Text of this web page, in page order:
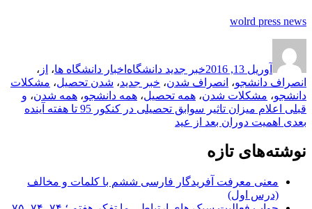
wolrd press news
درآوریل 13, 2016 خبر جدید دانشگاه اخبار دانشگاه ها، از ،
انصراف دانشجو، انصراف شدن، خبر جدید، شدن تحصیل، مشکلات
دانشجو، مشکلات شدن، همه تحصیل، همه دانشجو، همه شدن، و
راهبری
نوشته
قبلی نوشته
قبلی:
اعلام میزان تاثیر سوابق تحصیلی در کنکور 95 تا هفته آینده
بعدی نوشته
اهمیت دوران بعد از عید
نوشته‌های تازه
معنی معرفت آفریدگار فارسی ششم با کلمات و مخالف
(درس اول)